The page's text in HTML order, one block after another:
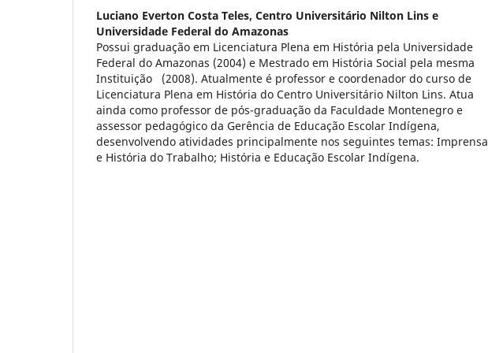
Luciano Everton Costa Teles, Centro Universitário Nilton Lins e
Universidade Federal do Amazonas
Possui graduação em Licenciatura Plena em História pela Universidade
Federal do Amazonas (2004) e Mestrado em História Social pela mesma
Instituição (2008). Atualmente é professor e coordenador do curso de
Licenciatura Plena em História do Centro Universitário Nilton Lins. Atua
ainda como professor de pós-graduação da Faculdade Montenegro e
assessor pedagógico da Gerência de Educação Escolar Indígena,
desenvolvendo atividades principalmente nos seguintes temas: Imprensa
e História do Trabalho; História e Educação Escolar Indígena.